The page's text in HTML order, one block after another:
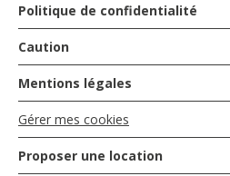
Politique de confidentialité
Caution
Mentions légales
Gérer mes cookies
Proposer une location